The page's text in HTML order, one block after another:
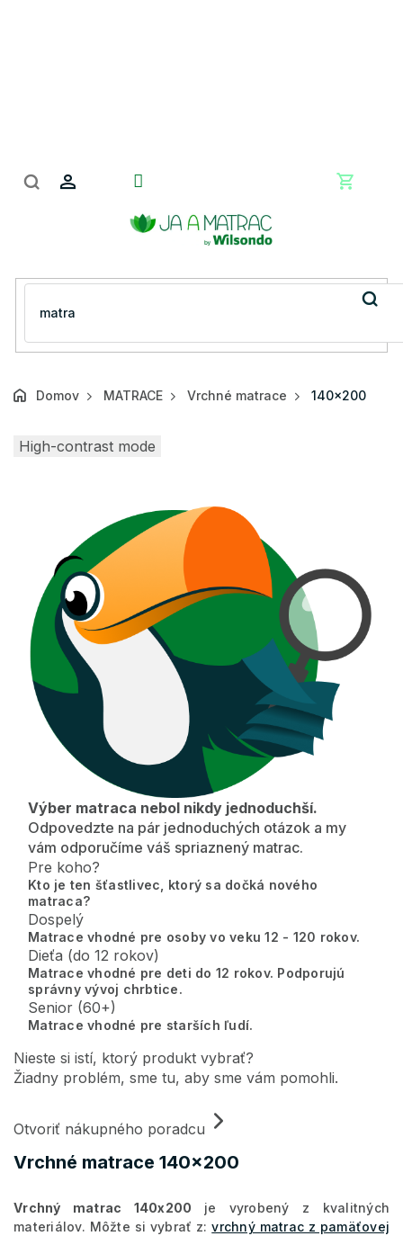
Domov MATRACE Vrchné matrace 140x200
Vrchné matrace 140x200
High-contrast mode
Výber matraca nebol nikdy jednoduchší.
Odpovedzte na pár jednoduchých otázok a my
vám odporučíme váš spriaznený matrac.
Pre koho?
Kto je ten šťastlivec, ktorý sa dočká nového
matraca?
Dospelý
Matrace vhodné pre osoby vo veku 12 - 120 rokov.
Dieťa (do 12 rokov)
Matrace vhodné pre deti do 12 rokov. Podporujú
správny vývoj chrbtice.
Senior (60+)
Matrace vhodné pre starších ľudí.
Nieste si istí, ktorý produkt vybrať?
Žiadny problém, sme tu, aby sme vám pomohli.
Otvoriť nákupného poradcu
Vrchný matrac 140x200 je vyrobený z kvalitných
materiálov. Môžte si vybrať z:vrchný matrac z pamäťovej